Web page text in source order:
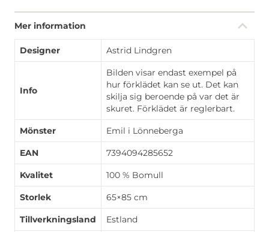
Mer information
Designer Astrid Lindgren
Info
Bilden visar endast exempel på
hur förklädet kan se ut. Det kan
skilja sig beroende på var det är
skuret. Förklädet är reglerbart.
Mönster Emil i Lönneberga
EAN 7394094285652
Kvalitet 100 % Bomull
Storlek 65×85 cm
Tillverkningsland Estland